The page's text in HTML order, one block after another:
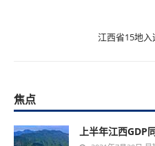
江西省15地入
焦点
上半年江西GDP